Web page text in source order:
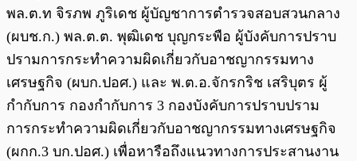
พล.ต.ท จิรภพ ภูริเดช ผู้บัญชาการตำรวจสอบสวนกลาง
(ผบช.ก.) พล.ต.ต. พุฒิเดช บุญกระพือ ผู้บังคับการปราบ
ปรามการกระทำความผิดเกี่ยวกับอาชญากรรมทาง
เศรษฐกิจ (ผบก.ปอศ.) และ พ.ต.อ.จักรกริช เสริบุตร ผู้
กำกับการ กองกำกับการ 3 กองบังคับการปราบปราม
การกระทำความผิดเกี่ยวกับอาชญากรรมทางเศรษฐกิจ
(ผกก.3 บก.ปอศ.) เพื่อหารือถึงแนวทางการประสานงาน